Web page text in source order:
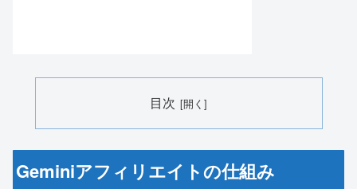
目次
Geminiアフィリエイトの仕組み